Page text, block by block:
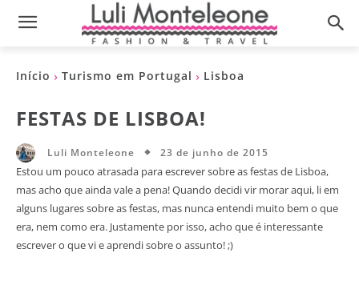
Início Turismo em Portugal Lisboa
FESTAS DE LISBOA!
Luli Monteleone 23 de junho de 2015
Estou um pouco atrasada para escrever sobre as festas de Lisboa,
mas acho que ainda vale a pena! Quando decidi vir morar aqui, li em
alguns lugares sobre as festas, mas nunca entendi muito bem o que
era, nem como era. Justamente por isso, acho que é interessante
escrever o que vi e aprendi sobre o assunto! ;)